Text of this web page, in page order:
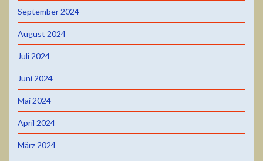
September 2024
August 2024
Juli 2024
Juni 2024
Mai 2024
April 2024
März 2024